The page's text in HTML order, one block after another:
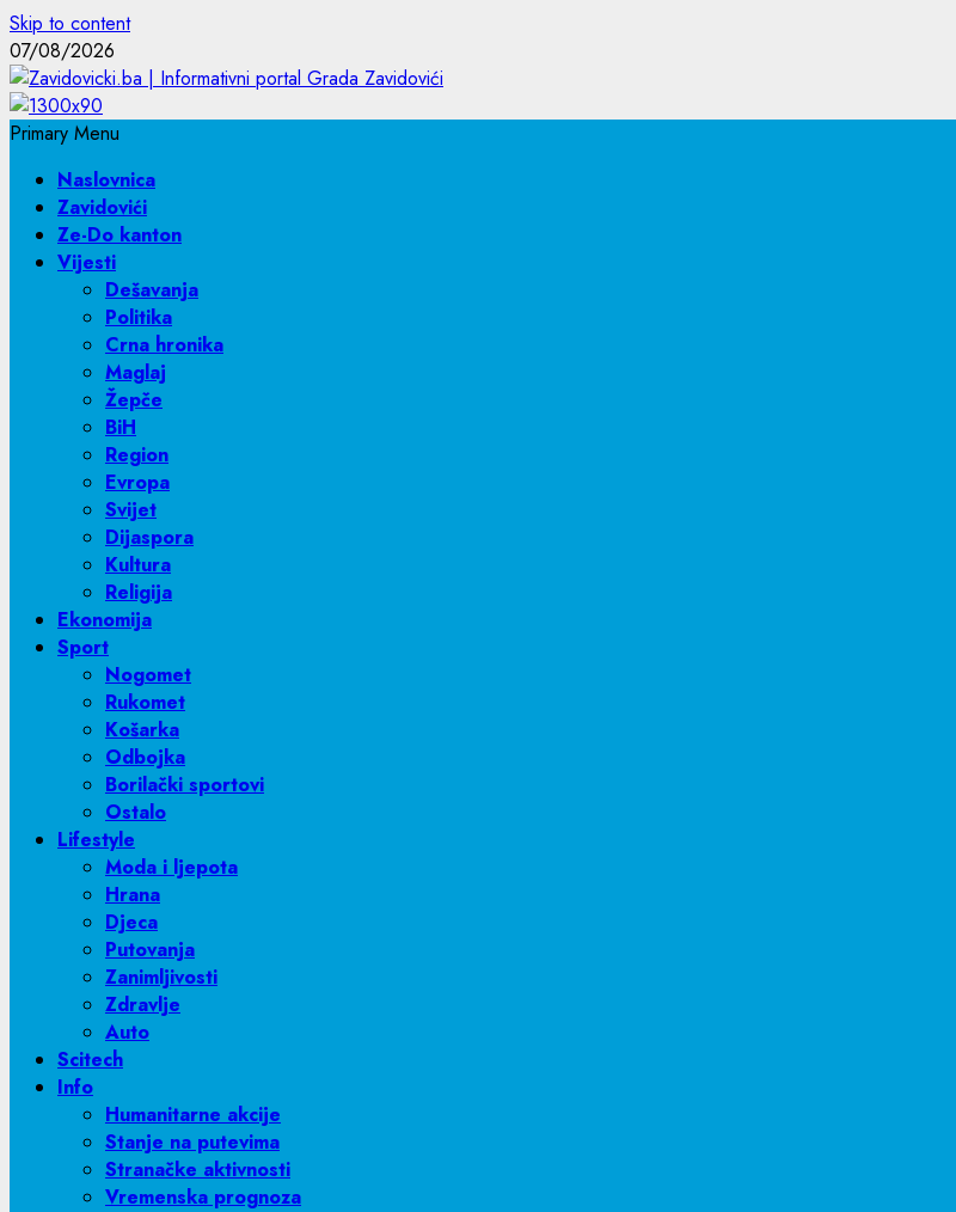
Skip to content
07/08/2026
Primary Menu
Naslovnica
Zavidovići
Ze-Do kanton
Vijesti
Dešavanja
Politika
Crna hronika
Maglaj
Žepče
BiH
Region
Evropa
Svijet
Dijaspora
Kultura
Religija
Ekonomija
Sport
Nogomet
Rukomet
Košarka
Odbojka
Borilački sportovi
Ostalo
Lifestyle
Moda i ljepota
Hrana
Djeca
Putovanja
Zanimljivosti
Zdravlje
Auto
Scitech
Info
Humanitarne akcije
Stanje na putevima
Stranačke aktivnosti
Vremenska prognoza